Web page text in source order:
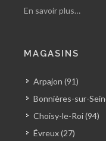
En savoir plus…
MAGASINS
Arpajon (91)
Bonnières-sur-
Choisy-le-Roi (94)
Évreux (27)